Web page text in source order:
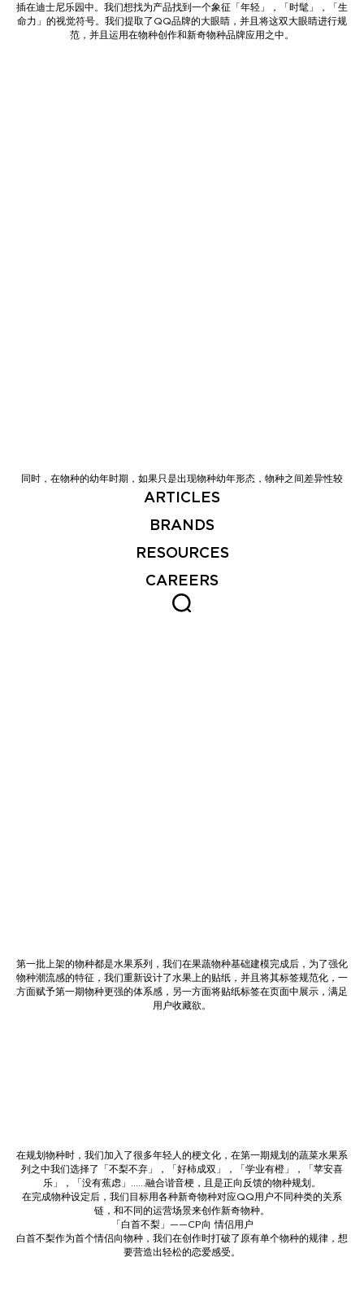
ARTICLES
BRANDS
RESOURCES
CAREERS
插在迪士尼乐园中。我们想找为产品找到一个象征「年轻」，「时髦」，「生
命力」的视觉符号。我们提取了QQ品牌的大眼睛，并且将这双大眼睛进行规
范，并且运用在物种创作和新奇物种品牌应用之中。
同时，在物种的幼年时期，如果只是出现物种幼年形态，物种之间差异性较
小。为此，在第一期的果蔬类物种中，我们在第一和第二阶段规范化使用了
强化品牌符号，且拉开物种之间差异性。
第一批上架的物种都是水果系列，我们在果蔬物种基础建模完成后，为了强化
物种潮流感的特征，我们重新设计了水果上的贴纸，并且将其标签规范化，一
方面赋予第一期物种更强的体系感，另一方面将贴纸标签在页面中展示，满足
用户收藏欲。
在规划物种时，我们加入了很多年轻人的梗文化，在第一期规划的蔬菜水果系
列之中我们选择了「不梨不弃」，「好柿成双」，「学业有橙」，「苹安喜
乐」，「没有蕉虑」……融合谐音梗，且是正向反馈的物种规划。
在完成物种设定后，我们目标用各种新奇物种对应QQ用户不同种类的关系
链，和不同的运营场景来创作新奇物种。
「白首不梨」——CP向 情侣用户
白首不梨作为首个情侣向物种，我们在创作时打破了原有单个物种的规律，想
要营造出轻松的恋爱感受。